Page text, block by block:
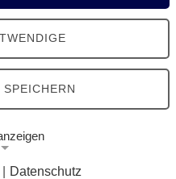
SPEICHERN
Datenschutz